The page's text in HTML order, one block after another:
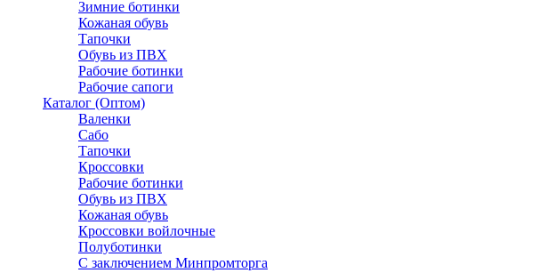
Зимние ботинки
Кожаная обувь
Тапочки
Обувь из ПВХ
Рабочие ботинки
Рабочие сапоги
Каталог (Оптом)
Валенки
Сабо
Тапочки
Кроссовки
Рабочие ботинки
Обувь из ПВХ
Кожаная обувь
Кроссовки войлочные
Полуботинки
C заключением Минпромторга